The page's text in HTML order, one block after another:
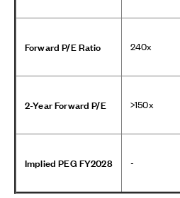
Forward P/E Ratio 240x
2-Year Forward P/E >150x
Implied PEG FY2028 -